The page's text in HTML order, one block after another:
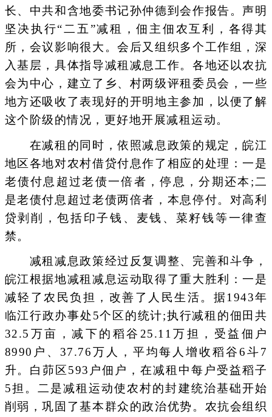
长、中共和含地委书记孙仲德到会作报告。声明
坚决执行“二五”减租，佃主佃农互利，各得其
所，会议影响很大。会后又组织多个工作组，深
入基层，具体指导减租减息工作。各地还以农抗
会为中心，建立了乡、村两级评租委员会，一些
地方还吸收了表现好的开明地主参加，以便了解
这个阶级的情况，更好地开展减租运动。
在减租的同时，依照减息政策的规定，皖江
地区各地对农村借贷付息作了相应的处理：一是
老债付息超过老债一倍者，停息，分期还本;二
是老债付息超过老债两倍者，本息停付。对高利
贷剥削，包括印子钱、麦钱、菜籽钱等一律查
禁。
减租减息政策经过反复调整、完善和斗争，
皖江根据地减租减息运动取得了重大胜利：一是
减轻了农民负担，改善了人民生活。据1943年
临江行政办事处5个区的统计;执行减租的佃田共
32.5万亩，减下的稻谷25.11万担，受益佃户
8990户、37.76万人，平均每人增收稻谷6斗7
升。白茆区593户佃户，在减租中每户受益稻子
5担。二是减租运动使农村的封建统治基础开始
削弱，巩固了基本群众的政治优势。农抗会组织